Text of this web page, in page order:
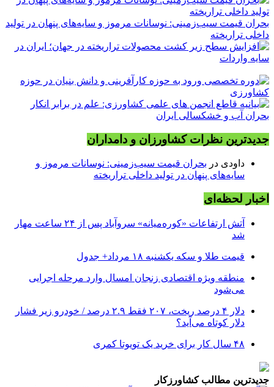
بحران قیمت سیب‌زمینی: نوسانات مرموز و سایه‌های پنهان در تولید
داخلی تراریخته
جدیدترین نظرات کشاورزان و دامداران
داودی در بحران قیمت سیب‌زمینی: نوسانات مرموز و
سایه‌های پنهان در تولید داخلی تراریخته
اخبار لحظه‌ای
آتش ارتفاعات «کوره‌میانه» سروآباد پس از ۲۴ ساعت مهار
شد
قیمت طلا و سکه یکشنبه ۱۸ مرداد+ جدول
منطقه ویژه اقتصادی زنجان امسال وارد مرحله اجرایی
می‌شود
دلار ۴ درصد ریخت، ۲۰۷ فقط ۲.۹ درصد / خودرو زیر فشار
دلار کوتاه می‌آید؟
۴۸ سال کار برای خرید یک تویوتا کمری
جدیدترین مطالب کشاورزکار